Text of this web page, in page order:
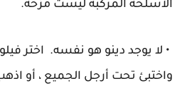
الأسلحة المركبة ليست مزحة.
• لا يوجد دينو هو نفسه. اختر
واختبئ تحت أرجل الجميع ، أو